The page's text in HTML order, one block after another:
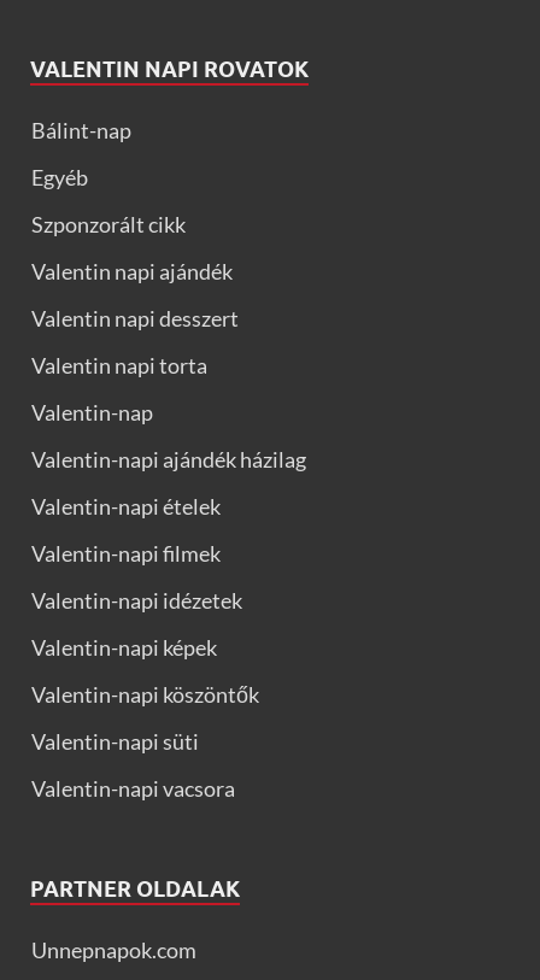
VALENTIN NAPI ROVATOK
Bálint-nap
Egyéb
Szponzorált cikk
Valentin napi ajándék
Valentin napi desszert
Valentin napi torta
Valentin-nap
Valentin-napi ajándék házilag
Valentin-napi ételek
Valentin-napi filmek
Valentin-napi idézetek
Valentin-napi képek
Valentin-napi köszöntők
Valentin-napi süti
Valentin-napi vacsora
PARTNER OLDALAK
Unnepnapok.com